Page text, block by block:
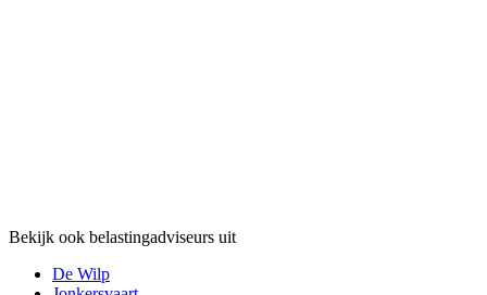
Bekijk ook belastingadviseurs uit
De Wilp